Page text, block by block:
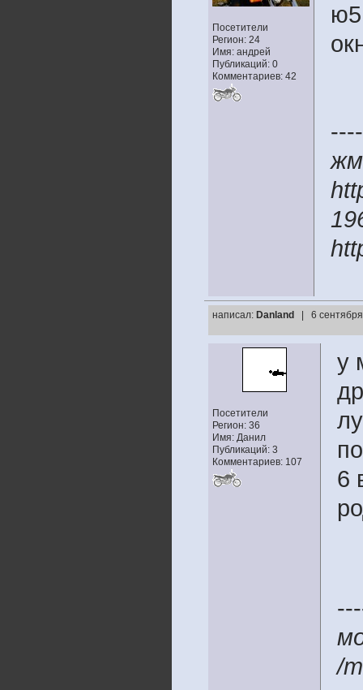
Посетители
Регион: 24
Имя: андрей
Публикаций: 0
Комментариев: 42
написал: Danland | 6
Посетители
Регион: 36
Имя: Данил
Публикаций: 3
Комментариев: 107
у
6
/